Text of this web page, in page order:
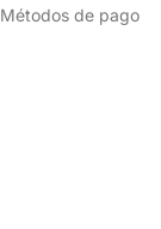
Métodos de pago